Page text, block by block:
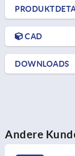
CAD
DOWNLOADS
Andere